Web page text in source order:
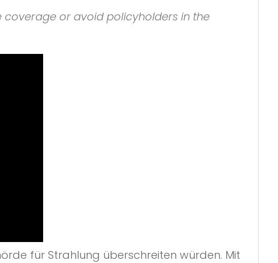
coverage or avoid policyholders in the
für Strahlung überschreiten würden. Mit